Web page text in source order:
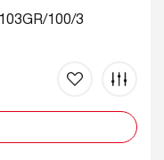
100/3